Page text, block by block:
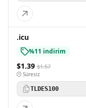
.icu
%11 indirim
$1.39 $1.57
Süresiz
TLDES100